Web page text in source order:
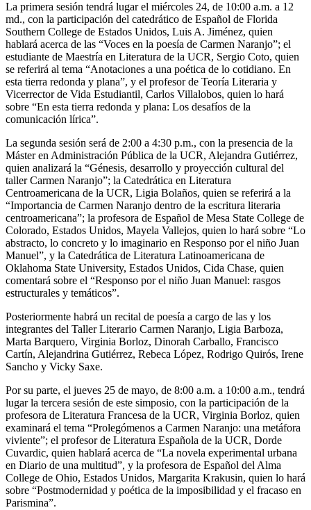
La primera sesión tendrá lugar el miércoles 24, de 10:00 a.m. a 12
md., con la participación del catedrático de Español de Florida
Southern College de Estados Unidos, Luis A. Jiménez, quien
hablará acerca de las “Voces en la poesía de Carmen Naranjo”; el
estudiante de Maestría en Literatura de la UCR, Sergio Coto, quien
se referirá al tema “Anotaciones a una poética de lo cotidiano. En
esta tierra redonda y plana”, y el profesor de Teoría Literaria y
Vicerrector de Vida Estudiantil, Carlos Villalobos, quien lo hará
sobre “En esta tierra redonda y plana: Los desafíos de la
comunicación lírica”.
La segunda sesión será de 2:00 a 4:30 p.m., con la presencia de la
Máster en Administración Pública de la UCR, Alejandra Gutiérrez,
quien analizará la “Génesis, desarrollo y proyección cultural del
taller Carmen Naranjo”; la Catedrática en Literatura
Centroamericana de la UCR, Ligia Bolaños, quien se referirá a la
“Importancia de Carmen Naranjo dentro de la escritura literaria
centroamericana”; la profesora de Español de Mesa State College de
Colorado, Estados Unidos, Mayela Vallejos, quien lo hará sobre “Lo
abstracto, lo concreto y lo imaginario en Responso por el niño Juan
Manuel”, y la Catedrática de Literatura Latinoamericana de
Oklahoma State University, Estados Unidos, Cida Chase, quien
comentará sobre el “Responso por el niño Juan Manuel: rasgos
estructurales y temáticos”.
Posteriormente habrá un recital de poesía a cargo de las y los
integrantes del Taller Literario Carmen Naranjo, Ligia Barboza,
Marta Barquero, Virginia Borloz, Dinorah Carballo, Francisco
Cartín, Alejandrina Gutiérrez, Rebeca López, Rodrigo Quirós, Irene
Sancho y Vicky Saxe.
Por su parte, el jueves 25 de mayo, de 8:00 a.m. a 10:00 a.m., tendrá
lugar la tercera sesión de este simposio, con la participación de la
profesora de Literatura Francesa de la UCR, Virginia Borloz, quien
examinará el tema “Prolegómenos a Carmen Naranjo: una metáfora
viviente”; el profesor de Literatura Española de la UCR, Dorde
Cuvardic, quien hablará acerca de “La novela experimental urbana
en Diario de una multitud”, y la profesora de Español del Alma
College de Ohio, Estados Unidos, Margarita Krakusin, quien lo hará
sobre “Postmodernidad y poética de la imposibilidad y el fracaso en
Parismina”.